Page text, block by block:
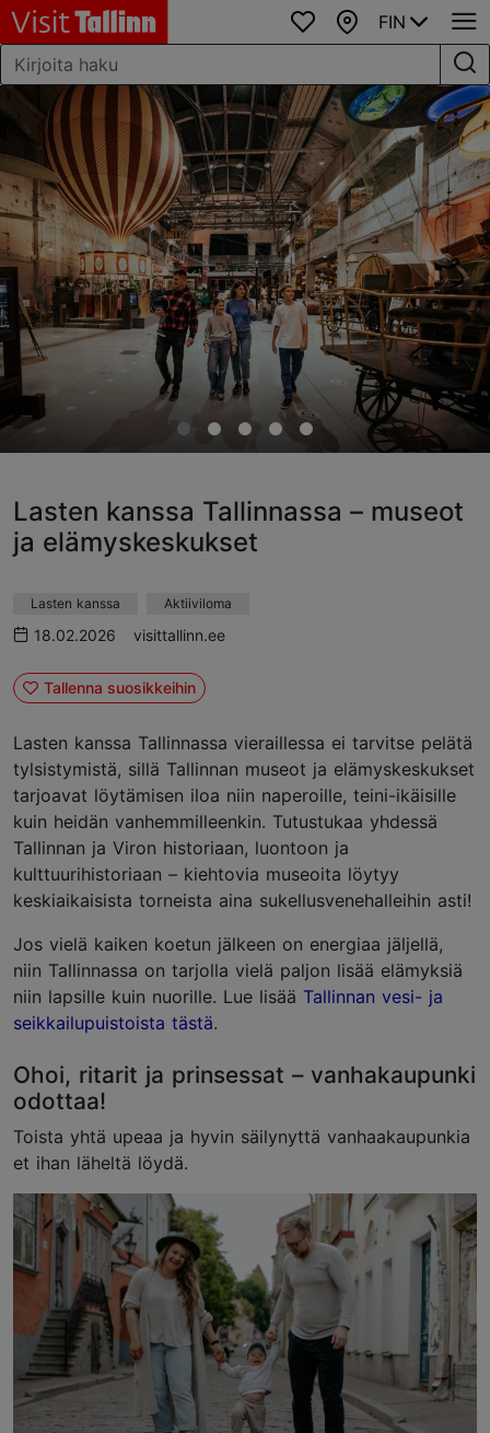
SuosikitKartta
FIN
Lasten kanssa Tallinnassa – museot
ja elämyskeskukset
Lasten kanssa Aktiiviloma
18.02.2026 visittallinn.ee
Tallenna suosikkeihin
Lasten kanssa Tallinnassa vieraillessa ei tarvitse pelätä
tylsistymistä, sillä Tallinnan museot ja elämyskeskukset
tarjoavat löytämisen iloa niin naperoille, teini-ikäisille
kuin heidän vanhemmilleenkin. Tutustukaa yhdessä
Tallinnan ja Viron historiaan, luontoon ja
kulttuurihistoriaan – kiehtovia museoita löytyy
keskiaikaisista torneista aina sukellusvenehalleihin asti!
Jos vielä kaiken koetun jälkeen on energiaa jäljellä,
niin Tallinnassa on tarjolla vielä paljon lisää elämyksiä
niin lapsille kuin nuorille. Lue lisää Tallinnan vesi- ja
seikkailupuistoista tästä.
Ohoi, ritarit ja prinsessat – vanhakaupunki
odottaa!
Toista yhtä upeaa ja hyvin säilynyttä vanhaakaupunkia
et ihan läheltä löydä.